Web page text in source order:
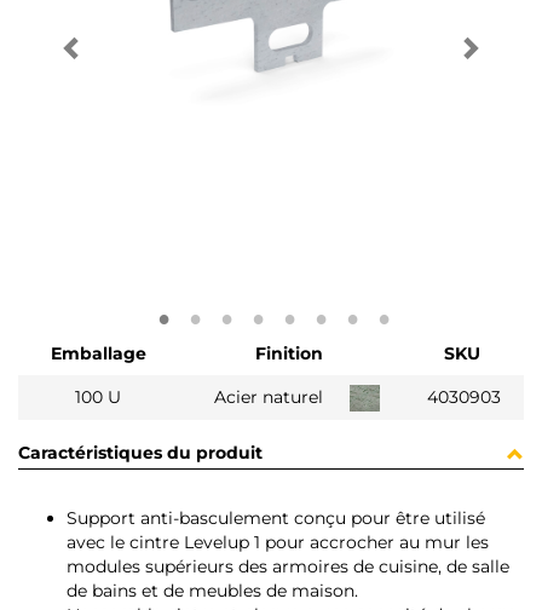
Emballage Finition
SKU
100 U
Acier naturel 4030903
Caractéristiques du produit
Support anti-basculement conçu pour être utilisé
avec le cintre Levelup 1 pour accrocher au mur les
modules supérieurs des armoires de cuisine, de salle
de bains et de meubles de maison.